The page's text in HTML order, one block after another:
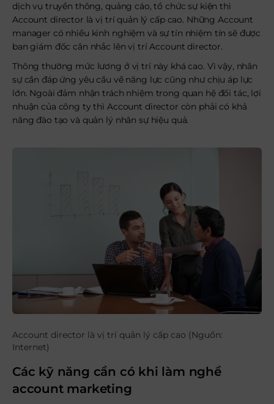
dịch vụ truyền thông, quảng cáo, tổ chức sự kiện thì
Account director là vị trí quản lý cấp cao. Những Account
manager có nhiều kinh nghiệm và sự tín nhiệm tín sẽ được
ban giám đốc cân nhắc lên vị trí Account director.
Thông thường mức lương ở vị trí này khá cao. Vì vậy, nhân
sự cần đáp ứng yêu cầu về năng lực cũng như chịu áp lực
lớn. Ngoài đảm nhận trách nhiệm trong quan hệ đối tác, lợi
nhuận của công ty thì Account director còn phải có khả
năng đào tạo và quản lý nhân sự hiệu quả.
Account director là vị trí quản lý cấp cao (Nguồn:
Internet)
Các kỹ năng cần có khi làm nghề
account marketing